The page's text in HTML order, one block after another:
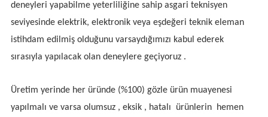
deneyleri yapabilme yeterliliğine sahip asgari teknisyen
seviyesinde elektrik, elektronik veya eşdeğeri teknik eleman
istihdam edilmiş olduğunu varsaydığımızı kabul ederek
sırasıyla yapılacak olan deneylere geçiyoruz .
Üretim yerinde her üründe (%100) gözle ürün muayenesi
yapılmalı ve varsa olumsuz , eksik , hatalı ürünlerin hemen